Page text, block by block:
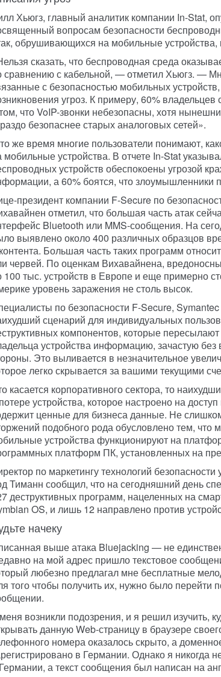
Хьюгз, главный аналитик компании In-Stat,
вопросам безопасности
обрушивающихся на мобильные устройства,
сказать, что беспроводная среда
сравнению с кабельной, — отметил Хьюгз. —
с безопасностью мобильных
угроз. К примеру, 60%
что VoIP-звонки небезопасны, хотя
безопаснее старых аналоговых сетей».
же время многие пользователи понимают,
мобильные устройства. В отчете In-Stat
устройств обеспокоены угрозой
а 60% боятся, что злоумышленники
президент компании F-Secure по
отметил, что большая часть атак
Bluetooth или MMS-сообщения. На
выявлено около 400 различных образцов
Большая часть таких программ
червей. По оценкам Вихавайнена,
100 тыс. устройств в Европе и еще примерно
уровень заражения не столь высок.
по безопасности F-Secure,
сценарий для индивидуальных
компонентов, которые
устройства информацию, зачастую без
Это выливается в незначительное
легко скрывается за вашими текущими
касается корпоративного сектора, то
устройства, которое настроено на
ценные для бизнеса данные. Не
подобного рода обусловлено тем, что
устройства функционируют на
платформ ПК, установленных на
по маркетингу технологий
Тиманн сообщил, что на сегодняшний день
деструктивных программ, нацеленных на
OS, и лишь 12 направлено против
начеку
выше атака Bluejacking — не
на мой адрес пришло текстовое
любезно предлагал мне бесплатные
того чтобы получить их, нужно было перейти
возникли подозрения, и я решил изучить,
данную Web-страницу в браузере
номера оказалось скрыто, а
в Германии. Однако я никогда
а текст сообщения был написан на